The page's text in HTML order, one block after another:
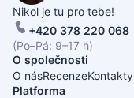
Nikol je tu pro tebe!
+420 378 220 068
(Po–Pá: 9–17 h)
O společnosti
O násRecenzeKontakty
Platforma